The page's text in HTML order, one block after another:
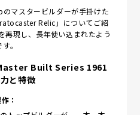
マスタービルダーが手掛けた
Relic」についてご紹
再現し、長年使い込まれたよう
。
Built Series 1961
と特徴
：